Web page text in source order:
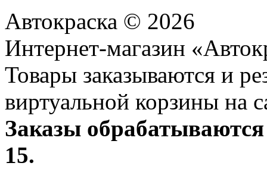
Автокраска © 2026
Интернет-магазин
Товары заказываются и
виртуальной корзины на
Заказы
15.